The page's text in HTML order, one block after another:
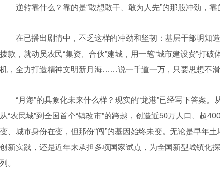
逆转靠什么？靠的是“敢想敢干、敢为人先”的那股冲劲，靠
在已播出剧情中，不乏这样的冲劲和坚韧：基层干部明知
拨款，就动员农民“集资、合伙”建城，用一笔“城市建设费”打
机，全力打造精神文明新月海……说一千道一万，只要思想不
“月海”的具象化未来什么样？现实的“龙港”已经写下答案。
从“农民城”到全国首个“镇改市”的跨越，创造近50万人口、超
变、城市身份在变，但那份“闯”的基因始终未变。无论是早年
创新实践，还是近年来承担多项国家试点，为全国新型城镇化
列。